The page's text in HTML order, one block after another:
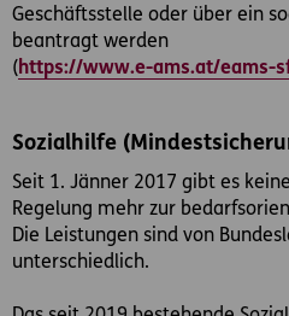
Geschäftsstelle oder über ein
beantragt werden
( https://www.e-ams.at/eams-
Sozialhilfe
Seit 1. Jänner 2017 gibt es
Regelung mehr zur
Die Leistungen sind von
unterschiedlich.